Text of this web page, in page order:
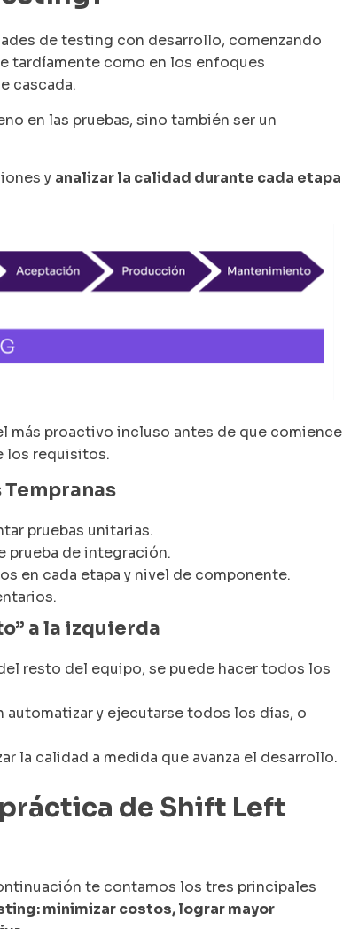
de testing con desarrollo, comenzando
tardíamente como en los enfoques
cascada.
en las pruebas, sino también ser un
y analizar la calidad durante cada etapa
más proactivo incluso antes de que comience
los requisitos.
pruebas unitarias.
prueba de integración.
en cada etapa y nivel de componente.
a la izquierda
resto del equipo, se puede hacer todos los
automatizar y ejecutarse todos los días, o
la calidad a medida que avanza el desarrollo.
de Shift Left
te contamos los tres principales
minimizar costos, lograr mayor